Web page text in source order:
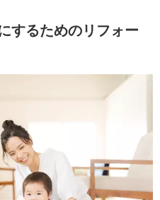
するためのリフォー